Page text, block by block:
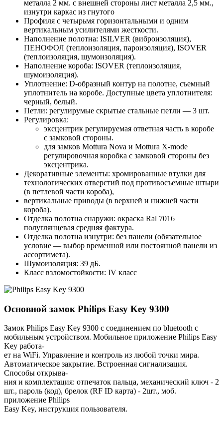
металла 2 мм. с внешней стороны лист металла 2,5 мм.,
изнутри каркас из гнутого
Профиля с четырьмя горизонтальными и одним
вертикальным усилителями жесткости.
Наполнение полотна: ISILVER (виброизоляция),
ПЕНОФОЛ (теплоизоляция, пароизоляция), ISOVER
(теплоизоляция, шумоизоляция).
Наполнение короба: ISOVER (теплоизоляция,
шумоизоляция).
Уплотнение: D-образный контур на полотне, съемный
уплотнитель на коробе. Доступные цвета уплотнителя:
черный, белый.
Петли: регулирумые скрытые стальные петли — 3 шт.
Регулировка:
эксцентрик регулируемая ответная часть в коробе
с замковой стороны.
для замков Mottura Nova и Mottura X-mode
регулировочная коробка с замковой стороны без
эксцентрика.
Декоративные элементы: хромированные втулки для
технологических отверстий под противосъемные штыри
(в петлевой части короба),
вертикальные приводы (в верхней и нижней части
короба).
Отделка полотна снаружи: окраска Ral 7016
полуглянцевая средняя фактура.
Отделка полотна изнутри: без панели (обязательное
условие — выбор временной или постоянной панели из
ассортимета).
Шумоизоляция: 39 дБ.
Класс взломостойкости: IV класс
Основной замок Philips Easy Key 9300
Замок Philips Easy Key 9300 с соединением по bluetooth с
мобильным устройством. Мобильное приложение Philips Easy
Key работа-
ет на WiFi. Управление и контроль из любой точки мира.
Автоматическое закрытие. Встроенная сигнализация.
Способы открыва-
ния и комплектация: отпечаток пальца, механический ключ - 2
шт., пароль (код), брелок (RF ID карта) - 2шт., моб.
приложение Philips
Easy Key, инструкция пользователя.